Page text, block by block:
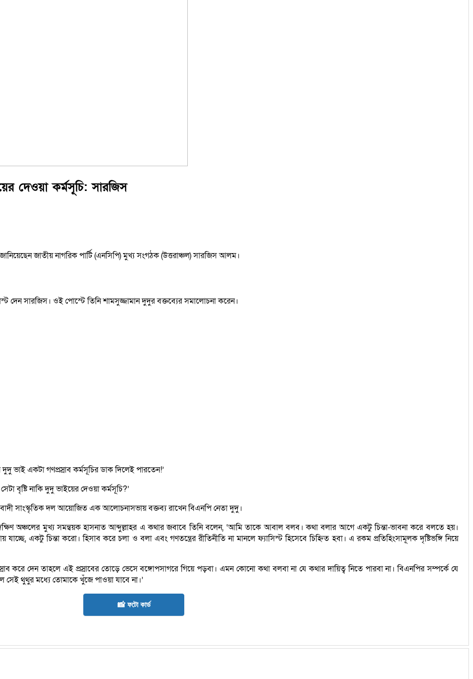
দেওয়া কর্মসূচি: সারজিস
জাতীয় নাগরিক পার্টি (এনসিপি) মুখ্য সংগঠক (উত্তরাঞ্চল) সারজিস আলম।
দেন সারজিস। ওই পোস্টে তিনি শামসুজ্জামান দুদুর বক্তব্যের সমালোচনা করেন।
একটা গণপ্রস্রাব কর্মসূচির ডাক দিলেই পারতেন!’
বৃষ্টি নাকি দুদু ভাইয়ের দেওয়া কর্মসূচি?’
সাংস্কৃতিক দল আয়োজিত এক আলোচনাসভায় বক্তব্য রাখেন বিএনপি নেতা দুদু।
অঞ্চলের মুখ্য সমন্বয়ক হাসনাত আব্দুল্লাহর এ কথার জবাবে তিনি বলেন, ‘আমি তাকে আবাল বলব। কথা বলার আগে একটু চিন্তা-ভাবনা করে বলতে হয়।
একটু চিন্তা করো। হিসাব করে চলা ও বলা এবং গণতন্ত্রের রীতিনীতি না মানলে ফ্যাসিস্ট হিসেবে চিহ্নিত হবা। এ রকম প্রতিহিংসামূলক দৃষ্টিভঙ্গি নিয়ে
করে দেন তাহলে এই প্রস্রাবের তোড়ে ভেসে বঙ্গোপসাগরে গিয়ে পড়বা। এমন কোনো কথা বলবা না যে কথার দায়িত্ব নিতে পারবা না। বিএনপির সম্পর্কে যে
থুথুর মধ্যে তোমাকে খুঁজে পাওয়া যাবে না।’
📸 ফটো কার্ড